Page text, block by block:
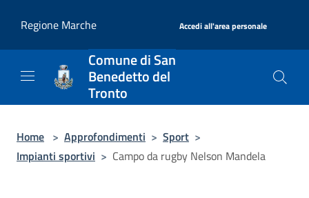
Regione Marche
Accedi all'area personale
Comune di San
Benedetto del
Tronto
Home > Approfondimenti > Sport >
Impianti sportivi > Campo da rugby Nelson Mandela